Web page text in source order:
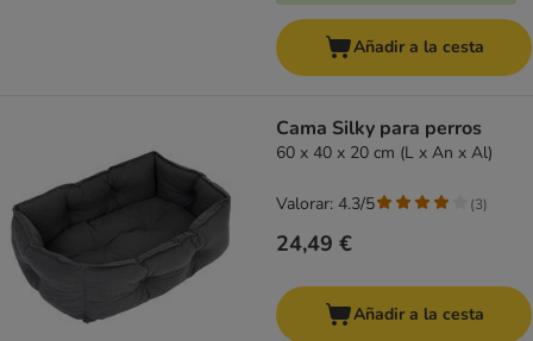
Añadir a la cesta
Cama Silky para perros
60 x 40 x 20 cm (L x An x Al)
24,49 €
Valorar: 4.3/5 (3)
Añadir a la cesta